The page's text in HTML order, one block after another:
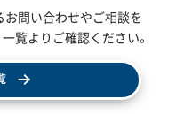
問い合わせやご相談を
覧よりご確認ください。